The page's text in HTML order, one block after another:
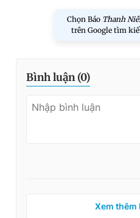
Chọn Báo Thanh
trên Google tìm
Bình luận (0)
Xem thêm